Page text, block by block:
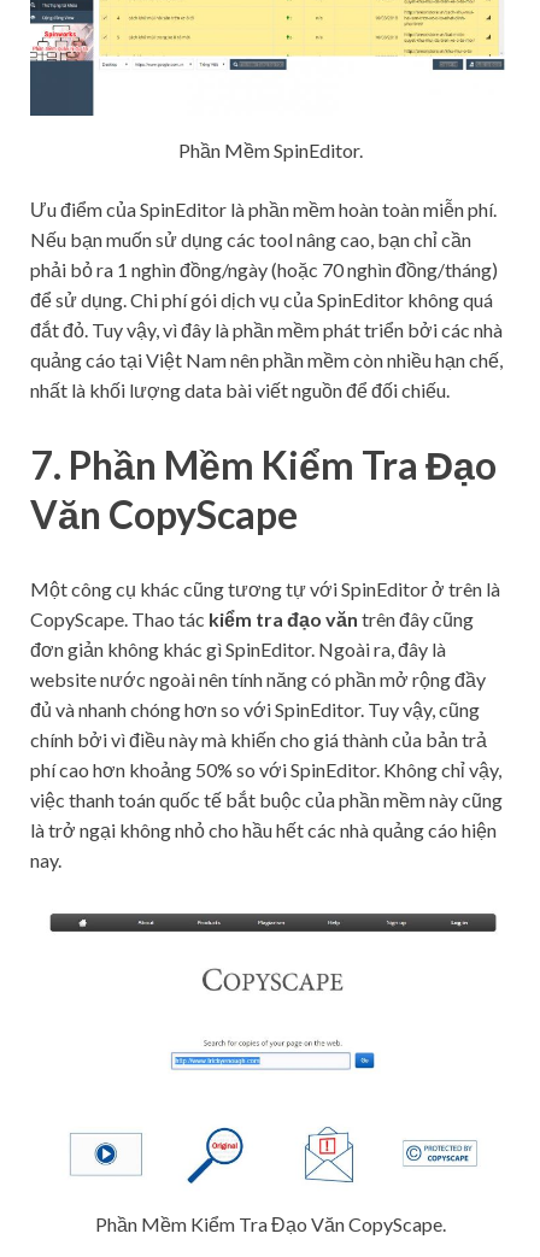
Phần Mềm SpinEditor.
Ưu điểm của SpinEditor là phần mềm hoàn toàn miễn phí.
Nếu bạn muốn sử dụng các tool nâng cao, bạn chỉ cần
phải bỏ ra 1 nghìn đồng/ngày (hoặc 70 nghìn đồng/tháng)
để sử dụng. Chi phí gói dịch vụ của SpinEditor không quá
đắt đỏ. Tuy vậy, vì đây là phần mềm phát triển bởi các nhà
quảng cáo tại Việt Nam nên phần mềm còn nhiều hạn chế,
nhất là khối lượng data bài viết nguồn để đối chiếu.
7. Phần Mềm Kiểm Tra Đạo
Văn CopyScape
Một công cụ khác cũng tương tự với SpinEditor ở trên là
CopyScape. Thao tác kiểm tra đạo văn trên đây cũng
đơn giản không khác gì SpinEditor. Ngoài ra, đây là
website nước ngoài nên tính năng có phần mở rộng đầy
đủ và nhanh chóng hơn so với SpinEditor. Tuy vậy, cũng
chính bởi vì điều này mà khiến cho giá thành của bản trả
phí cao hơn khoảng 50% so với SpinEditor. Không chỉ vậy,
việc thanh toán quốc tế bắt buộc của phần mềm này cũng
là trở ngại không nhỏ cho hầu hết các nhà quảng cáo hiện
nay.
Phần Mềm Kiểm Tra Đạo Văn CopyScape.